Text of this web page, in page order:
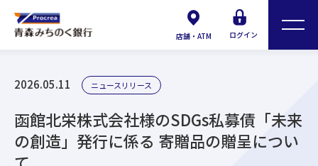
店舗・ATM ログイン
2026.05.11 ニュースリリース
函館北栄株式会社様のSDGs私募債「未来
の創造」発行に係る 寄贈品の贈呈につい